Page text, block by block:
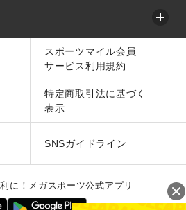
スポーツマイル会員
サービス利用規約
特定商取引法に基づく
表示
SNSガイドライン
に！メガスポーツ公式アプリ